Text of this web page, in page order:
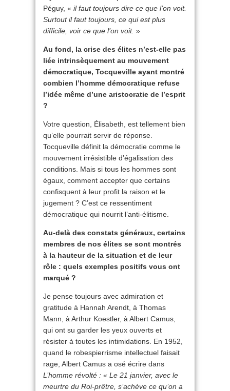
Péguy, « il faut toujours dire ce que l’on voit.
Surtout il faut toujours, ce qui est plus
difficile, voir ce que l’on voit. »
Au fond, la crise des élites n’est-elle pas
liée intrinsèquement au mouvement
démocratique, Tocqueville ayant montré
combien l’homme démocratique refuse
l’idée même d’une aristocratie de l’esprit
?
Votre question, Élisabeth, est tellement bien
qu’elle pourrait servir de réponse.
Tocqueville définit la démocratie comme le
mouvement irrésistible d’égalisation des
conditions. Mais si tous les hommes sont
égaux, comment accepter que certains
confisquent à leur profit la raison et le
jugement ? C’est ce ressentiment
démocratique qui nourrit l’anti-élitisme.
Au-delà des constats généraux, certains
membres de nos élites se sont montrés
à la hauteur de la situation et de leur
rôle : quels exemples positifs vous ont
marqué ?
Je pense toujours avec admiration et
gratitude à Hannah Arendt, à Thomas
Mann, à Arthur Koestler, à Albert Camus,
qui ont su garder les yeux ouverts et
résister à toutes les intimidations. En 1952,
quand le robespierrisme intellectuel faisait
rage, Albert Camus a osé écrire dans
L’homme révolté : « Le 21 janvier, avec le
meurtre du Roi-prêtre, s’achève ce qu’on a